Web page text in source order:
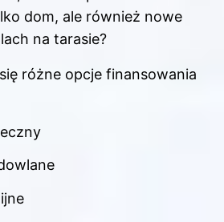
dom, ale również nowe
na tarasie?
różne opcje finansowania